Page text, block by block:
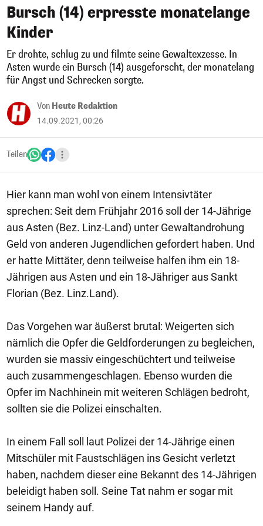
Bursch (14) erpresste monatelange
Kinder
Er drohte, schlug zu und filmte seine Gewaltexzesse. In
Asten wurde ein Bursch (14) ausgeforscht, der monatelang
für Angst und Schrecken sorgte.
Von Heute Redaktion
14.09.2021, 00:26
Teilen
Hier kann man wohl von einem Intensivtäter
sprechen: Seit dem Frühjahr 2016 soll der 14-Jährige
aus Asten (Bez. Linz-Land) unter Gewaltandrohung
Geld von anderen Jugendlichen gefordert haben. Und
er hatte Mittäter, denn teilweise halfen ihm ein 18-
Jährigen aus Asten und ein 18-Jähriger aus Sankt
Florian (Bez. Linz.Land).
Das Vorgehen war äußerst brutal: Weigerten sich
nämlich die Opfer die Geldforderungen zu begleichen,
wurden sie massiv eingeschüchtert und teilweise
auch zusammengeschlagen. Ebenso wurden die
Opfer im Nachhinein mit weiteren Schlägen bedroht,
sollten sie die Polizei einschalten.
In einem Fall soll laut Polizei der 14-Jährige einen
Mitschüler mit Faustschlägen ins Gesicht verletzt
haben, nachdem dieser eine Bekannt des 14-Jährigen
beleidigt haben soll. Seine Tat nahm er sogar mit
seinem Handy auf.